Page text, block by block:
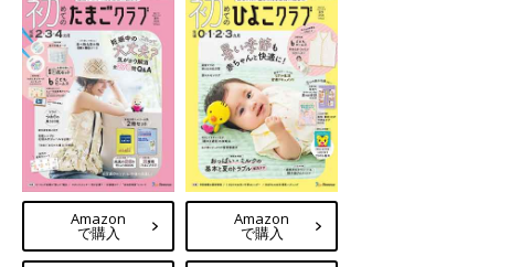
Amazon
で購入
Amazon
で購入